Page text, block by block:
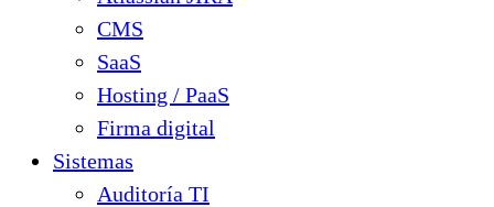
CMS
SaaS
Hosting / PaaS
Firma digital
Sistemas
Auditoría TI